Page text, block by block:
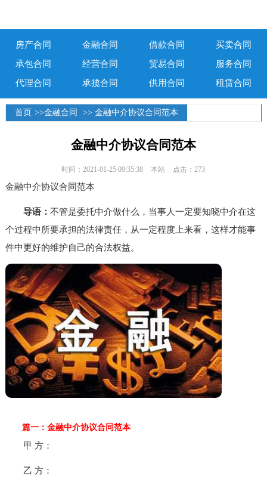
房产合同 金融合同 借款合同
买卖合同
承包合同
经营合同 贸易合同
服务合同
代理合同
承揽合同 供用合同 租赁合同
首页 >>金融合同 >> 金融中介协议合同范本
金融中介协议合同范本
时间：2021-01-25 09:35:38 本站 点击：273
金融中介协议合同范本
导语： 不管是委托中介做什么，当事人一定要知晓中介在这
个过程中所要承担的法律责任，从一定程度上来看，这样才能事
件中更好的维护自己的合法权益。
篇一：金融中介协议合同范本
甲 方：
乙 方：